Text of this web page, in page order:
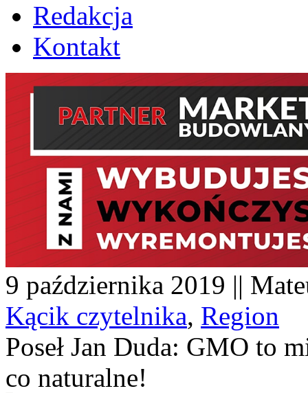
Redakcja
Kontakt
9 października 2019 ||
Kącik czytelnika, Region
Poseł Jan Duda: GMO to
co naturalne!